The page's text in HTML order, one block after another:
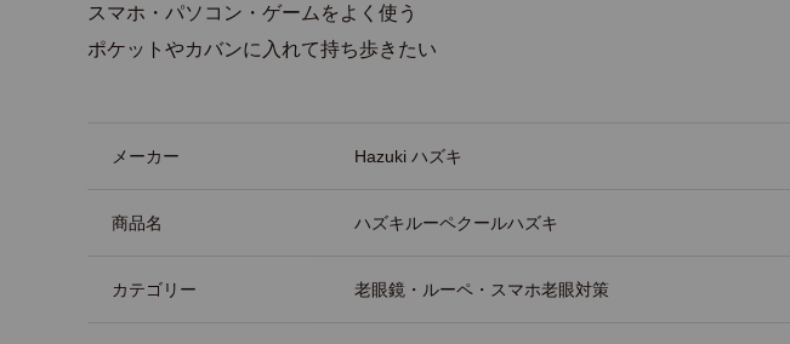
スマホ・パソコン・ゲームをよく使う
ポケットやカバンに入れて持ち歩きたい
メーカー Hazuki ハズキ
商品名 ハズキルーペクールハズキ
カテゴリー 老眼鏡・ルーペ・スマホ老眼対策